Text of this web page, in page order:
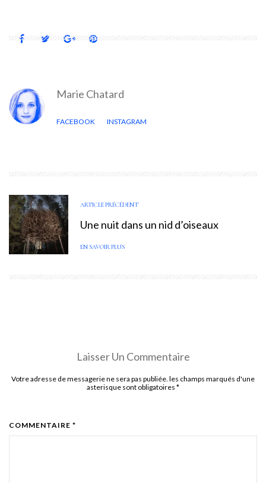
Marie Chatard
FACEBOOK INSTAGRAM
ARTICLE PRÉCÉDENT
Une nuit dans un nid d’oiseaux
EN SAVOIR PLUS
Laisser Un Commentaire
Votre adresse de messagerie ne sera pas publiée. les champs marqués d'une
asterisque sont obligatoires *
COMMENTAIRE *